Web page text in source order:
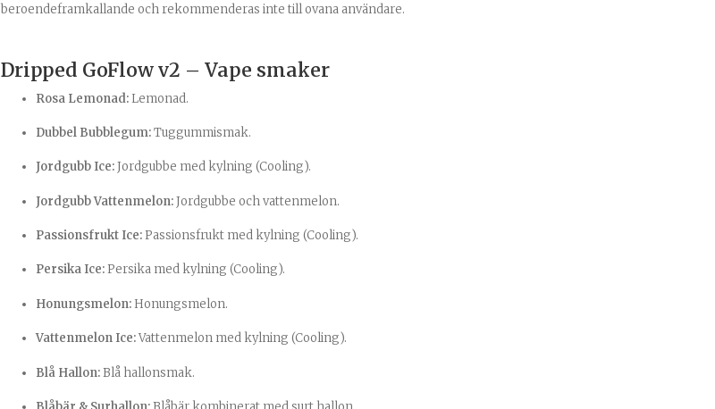
beroendeframkallande och rekommenderas inte till ovana användare.
Dripped GoFlow v2 – Vape smaker
Rosa Lemonad:Lemonad.
Dubbel Bubblegum:Tuggummismak.
Jordgubb Ice:Jordgubbe med kylning (Cooling).
Jordgubb Vattenmelon:Jordgubbe och vattenmelon.
Passionsfrukt Ice:Passionsfrukt med kylning (Cooling).
Persika Ice:Persika med kylning (Cooling).
Honungsmelon:Honungsmelon.
Vattenmelon Ice:Vattenmelon med kylning (Cooling).
Blå Hallon:Blå hallonsmak.